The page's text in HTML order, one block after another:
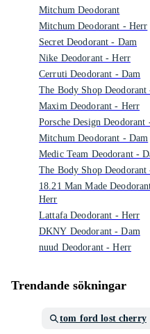
Mitchum Deodorant
Mitchum Deodorant - Herr
Secret Deodorant - Dam
Nike Deodorant - Herr
Cerruti Deodorant - Dam
The Body Shop
Maxim Deodorant - Herr
Porsche Design Deodorant
Mitchum Deodorant - Dam
Medic Team Deodorant -
The Body Shop Deodorant
18.21 Man Made
Herr
Lattafa Deodorant - Herr
DKNY Deodorant - Dam
nuud Deodorant - Herr
Trendande sökningar
tom ford lost cherry